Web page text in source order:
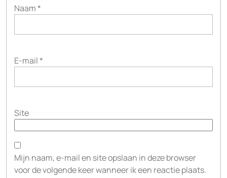
Naam*
E-mail*
Site
Mijn naam, e-mail en site opslaan in deze browser
voor de volgende keer wanneer ik een reactie plaats.